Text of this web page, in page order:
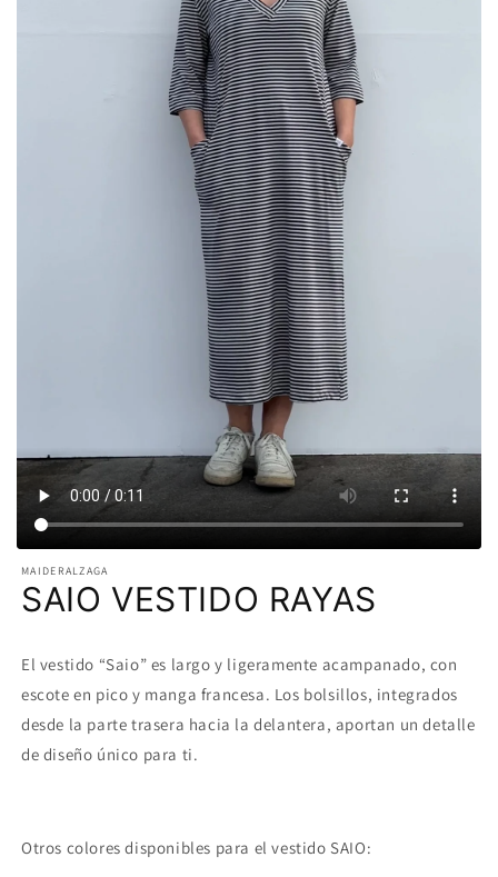
MAIDERALZAGA
SAIO VESTIDO RAYAS
El vestido “Saio” es largo y ligeramente acampanado, con
escote en pico y manga francesa. Los bolsillos, integrados
desde la parte trasera hacia la delantera, aportan un detalle
de diseño único para ti.
Otros colores disponibles para el vestido SAIO: